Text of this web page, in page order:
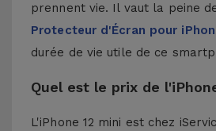
prennent vie. Il vaut la peine
Protecteur d'Écran pour
durée de vie utile de ce
Quel est le prix de
L'iPhone 12 mini est chez